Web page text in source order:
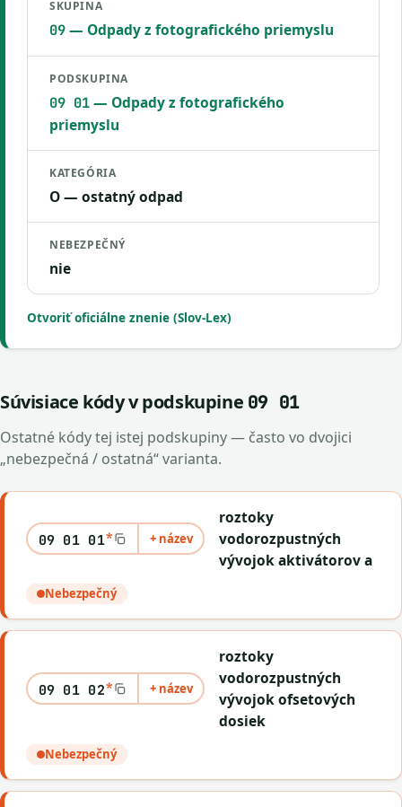
SKUPINA
09— Odpady z fotografického priemyslu
PODSKUPINA
09 01— Odpady z fotografického
priemyslu
KATEGÓRIA
O — ostatný odpad
NEBEZPEČNÝ
nie
Otvoriť oficiálne znenie (Slov-Lex)
Súvisiace kódy v podskupine 09 01
Ostatné kódy tej istej podskupiny — často vo dvojici
„nebezpečná / ostatná“ varianta.
09 01 01* + název
roztoky
vodorozpustných
vývojok aktivátorov a
Nebezpečný
09 01 02* + název
roztoky
vodorozpustných
vývojok ofsetových
dosiek
Nebezpečný